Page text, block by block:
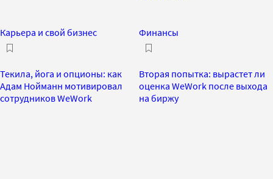
Карьера и свой бизнес
Текила, йога и опционы: как
Адам Нойманн мотивировал
сотрудников WeWork
Финансы
Вторая попытка: вырастет ли
оценка WeWork после выхода
на биржу